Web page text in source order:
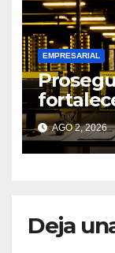
EMPRESARIAL
Big
AGO 2, 2026
Deja